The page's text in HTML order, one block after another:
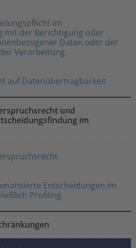
im
mit der Berichtigung oder
Daten oder der
Verarbeitung
auf Datenübertragbarkeit
und
im
Entscheidungen im
Profiling